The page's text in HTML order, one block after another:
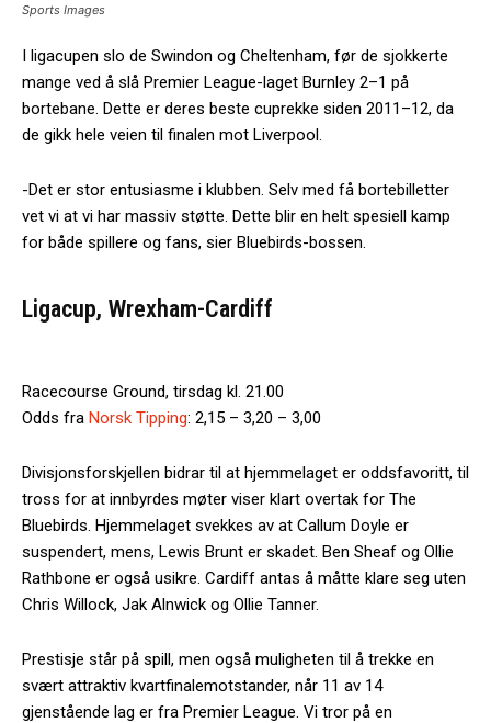
Sports Images
I ligacupen slo de Swindon og Cheltenham, før de sjokkerte
mange ved å slå Premier League-laget Burnley 2–1 på
bortebane. Dette er deres beste cuprekke siden 2011–12, da
de gikk hele veien til finalen mot Liverpool.
-Det er stor entusiasme i klubben. Selv med få bortebilletter
vet vi at vi har massiv støtte. Dette blir en helt spesiell kamp
for både spillere og fans, sier Bluebirds-bossen.
Ligacup, Wrexham-Cardiff
Racecourse Ground, tirsdag kl. 21.00
Odds fra Norsk Tipping: 2,15 – 3,20 – 3,00
Divisjonsforskjellen bidrar til at hjemmelaget er oddsfavoritt, til
tross for at innbyrdes møter viser klart overtak for The
Bluebirds. Hjemmelaget svekkes av at Callum Doyle er
suspendert, mens, Lewis Brunt er skadet. Ben Sheaf og Ollie
Rathbone er også usikre. Cardiff antas å måtte klare seg uten
Chris Willock, Jak Alnwick og Ollie Tanner.
Prestisje står på spill, men også muligheten til å trekke en
svært attraktiv kvartfinalemotstander, når 11 av 14
gjenstående lag er fra Premier League. Vi tror på en